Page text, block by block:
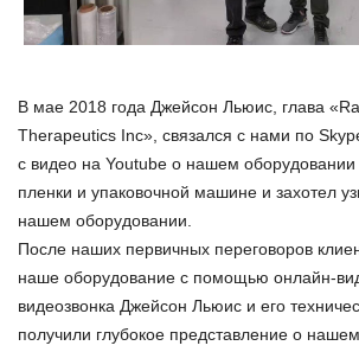
В мае 2018 года Джейсон Льюис, глава
Therapeutics Inc», связался с нами по
с видео на Youtube о нашем оборудовании
пленки и упаковочной машине и захотел
нашем оборудовании.
После наших первичных переговоров
наше оборудование с помощью онлайн-
видеозвонка Джейсон Льюис и его
получили глубокое представление о